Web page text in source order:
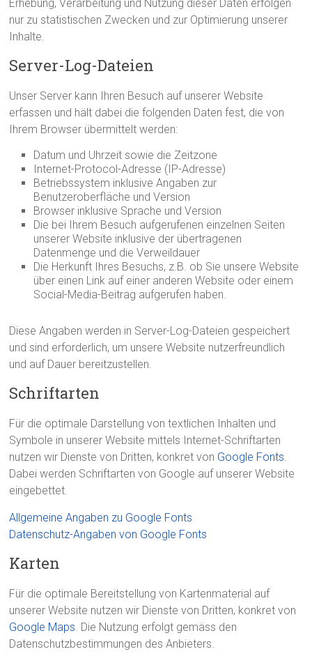
Erhebung, Verarbeitung und Nutzung dieser Daten erfolgen
nur zu statistischen Zwecken und zur Optimierung unserer
Inhalte.
Server-Log-Dateien
Unser Server kann Ihren Besuch auf unserer Website
erfassen und hält dabei die folgenden Daten fest, die von
Ihrem Browser übermittelt werden:
Datum und Uhrzeit sowie die Zeitzone
Internet-Protocol-Adresse (IP-Adresse)
Betriebssystem inklusive Angaben zur
Benutzeroberfläche und Version
Browser inklusive Sprache und Version
Die bei Ihrem Besuch aufgerufenen einzelnen Seiten
unserer Website inklusive der übertragenen
Datenmenge und die Verweildauer
Die Herkunft Ihres Besuchs, z.B. ob Sie unsere Website
über einen Link auf einer anderen Website oder einem
Social-Media-Beitrag aufgerufen haben.
Diese Angaben werden in Server-Log-Dateien gespeichert
und sind erforderlich, um unsere Website nutzerfreundlich
und auf Dauer bereitzustellen.
Schriftarten
Für die optimale Darstellung von textlichen Inhalten und
Symbole in unserer Website mittels Internet-Schriftarten
nutzen wir Dienste von Dritten, konkret von Google Fonts.
Dabei werden Schriftarten von Google auf unserer Website
eingebettet.
Allgemeine Angaben zu Google Fonts
Datenschutz-Angaben von Google Fonts
Karten
Für die optimale Bereitstellung von Kartenmaterial auf
unserer Website nutzen wir Dienste von Dritten, konkret von
Google Maps. Die Nutzung erfolgt gemäss den
Datenschutzbestimmungen des Anbieters.